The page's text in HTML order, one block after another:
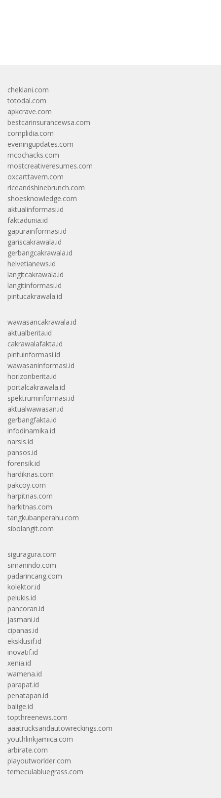
cheklani.com
totodal.com
apkcrave.com
bestcarinsurancewsa.com
complidia.com
eveningupdates.com
mcochacks.com
mostcreativeresumes.com
oxcarttavern.com
riceandshinebrunch.com
shoesknowledge.com
aktualinformasi.id
faktadunia.id
gapurainformasi.id
gariscakrawala.id
gerbangcakrawala.id
helvetianews.id
langitcakrawala.id
langitinformasi.id
pintucakrawala.id
wawasancakrawala.id
aktualberita.id
cakrawalafakta.id
pintuinformasi.id
wawasaninformasi.id
horizonberita.id
portalcakrawala.id
spektruminformasi.id
aktualwawasan.id
gerbangfakta.id
infodinamika.id
narsis.id
pansos.id
forensik.id
hardiknas.com
pakcoy.com
harpitnas.com
harkitnas.com
tangkubanperahu.com
sibolangit.com
siguragura.com
simanindo.com
padarincang.com
kolektor.id
pelukis.id
pancoran.id
jasmani.id
cipanas.id
eksklusif.id
inovatif.id
xenia.id
wamena.id
parapat.id
penatapan.id
balige.id
topthreenews.com
aaatrucksandautowreckings.com
youthlinkjamica.com
arbirate.com
playoutworlder.com
temeculabluegrass.com